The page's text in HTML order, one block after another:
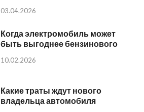
03.04.2026
Когда электромобиль может
быть выгоднее бензинового
10.02.2026
Какие траты ждут нового
владельца автомобиля